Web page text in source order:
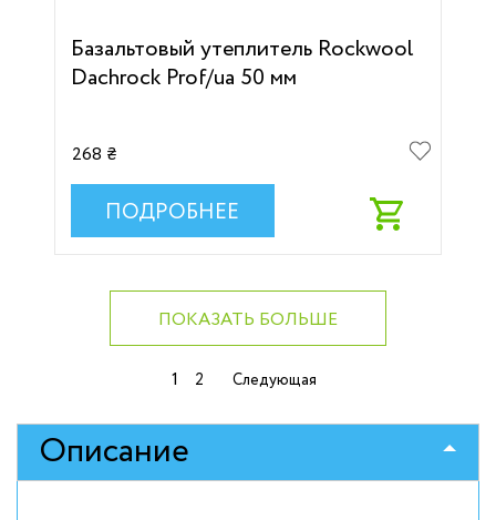
Базальтовый утеплитель Rockwool
Dachrock Prof/ua 50 мм
268 ₴
ПОДРОБНЕЕ
ПОКАЗАТЬ БОЛЬШЕ
Навигация
1 2 Следующая
Описание